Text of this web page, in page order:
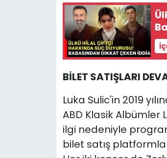
BİLET SATIŞLARI
Luka Sulic'in 2019
ABD Klasik Albümler
ilgi nedeniyle
bilet satış